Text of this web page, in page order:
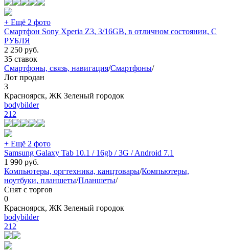
+ Ещё 2 фото
Смартфон Sony Xperia Z3, 3/16GB, в отличном состоянии, С
РУБЛЯ
2 250 руб.
35 ставок
Смартфоны, связь, навигация/Смартфоны/
Лот продан
3
Красноярск, ЖК Зеленый городок
bodybilder
212
+ Ещё 2 фото
Samsung Galaxy Tab 10.1 / 16gb / 3G / Android 7.1
1 990 руб.
Компьютеры, оргтехника, канцтовары/Компьютеры,
ноутбуки, планшеты/Планшеты/
Снят с торгов
0
Красноярск, ЖК Зеленый городок
bodybilder
212